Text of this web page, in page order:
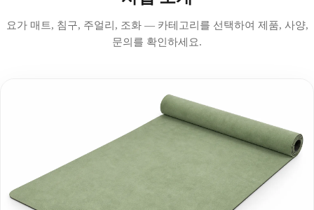
요가 매트, 침구, 주얼리, 조화 — 카테고리를 선택하여 제품, 사양,
문의를 확인하세요.